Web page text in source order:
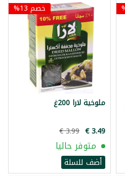
خصم 13%
ملوخية لارا 200غ
متوفر حاليا
أضف للسلة